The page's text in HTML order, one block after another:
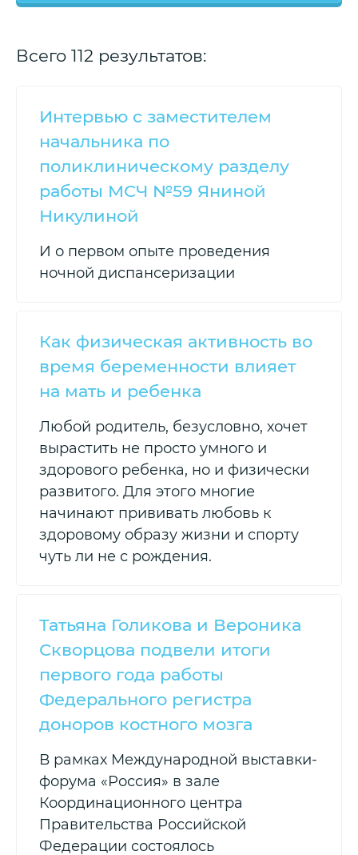
Всего 112 результатов:
Интервью с заместителем
начальника по
поликлиническому разделу
работы МСЧ №59 Яниной
Никулиной
И о первом опыте проведения
ночной диспансеризации
Как физическая активность во
время беременности влияет
на мать и ребенка
Любой родитель, безусловно, хочет
вырастить не просто умного и
здорового ребенка, но и физически
развитого. Для этого многие
начинают прививать любовь к
здоровому образу жизни и спорту
чуть ли не с рождения.
Татьяна Голикова и Вероника
Скворцова подвели итоги
первого года работы
Федерального регистра
доноров костного мозга
В рамках Международной выставки-
форума «Россия» в зале
Координационного центра
Правительства Российской
Федерации состоялось